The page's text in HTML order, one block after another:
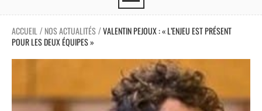
ACCUEIL / NOS ACTUALITÉS /VALENTIN PEJOUX : « L’ENJEU EST PRÉSENT
POUR LES DEUX ÉQUIPES »